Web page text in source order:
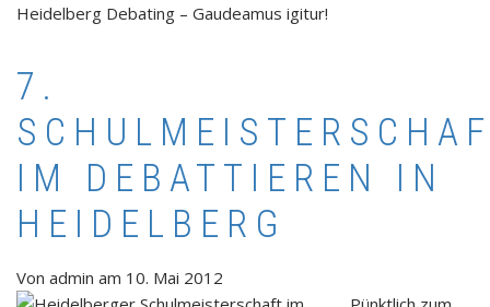
Heidelberg Debating – Gaudeamus igitur!
7.
IM DEBATTIEREN IN
HEIDELBERG
Von admin am 10. Mai 2012